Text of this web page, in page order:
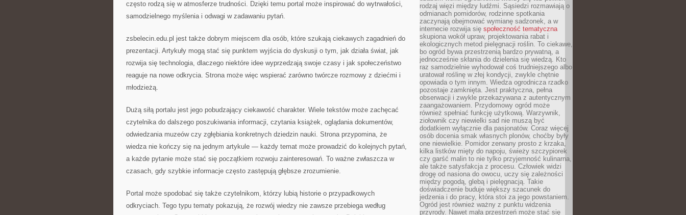
często rodzą się w atmosferze trudności. Dzięki temu portal może inspirować do wytrwałości,
samodzielnego myślenia i odwagi w zadawaniu pytań.
zsbelecin.edu.pl jest także dobrym miejscem dla osób, które szukają ciekawych zagadnień do
prezentacji. Artykuły mogą stać się punktem wyjścia do dyskusji o tym, jak działa świat, jak
rozwija się technologia, dlaczego niektóre idee wyprzedzają swoje czasy i jak społeczeństwo
reaguje na nowe odkrycia. Strona może więc wspierać zarówno twórcze rozmowy z dziećmi i
młodzieżą.
Dużą siłą portalu jest jego pobudzający ciekawość charakter. Wiele tekstów może zachęcać
czytelnika do dalszego poszukiwania informacji, czytania książek, oglądania dokumentów,
odwiedzania muzeów czy zgłębiania konkretnych dziedzin nauki. Strona przypomina, że
wiedza nie kończy się na jednym artykule — każdy temat może prowadzić do kolejnych pytań,
a każde pytanie może stać się początkiem rozwoju zainteresowań. To ważne zwłaszcza w
czasach, gdy szybkie informacje często zastępują głębsze zrozumienie.
Portal może spodobać się także czytelnikom, którzy lubią historie o przypadkowych
odkryciach. Tego typu tematy pokazują, że rozwój wiedzy nie zawsze przebiega według
rodzaj więzi między ludźmi. Sąsiedzi rozmawiają o
odmianach pomidorów, rodzinne spotkania
zaczynają obejmować wymianę sadzonek, a w
internecie rozwija się społeczność tematyczna
skupiona wokół upraw, projektowania rabat i
ekologicznych metod pielęgnacji roślin. To ciekawe,
bo ogród bywa przestrzenią bardzo prywatną, a
jednocześnie skłania do dzielenia się wiedzą. Kto
raz samodzielnie wyhodował coś trudniejszego albo
uratował roślinę w złej kondycji, zwykle chętnie
opowiada o tym innym. Wiedza ogrodnicza rzadko
pozostaje zamknięta. Jest praktyczna, pełna
obserwacji i zwykle przekazywana z autentycznym
zaangażowaniem. Przydomowy ogród może
również spełniać funkcję użytkową. Warzywnik,
ziołownik czy niewielki sad nie muszą być
dodatkiem wyłącznie dla pasjonatów. Coraz więcej
osób docenia smak własnych plonów, choćby były
one niewielkie. Pomidor zerwany prosto z krzaka,
kilka listków mięty do napoju, świeży szczypiorek
czy garść malin to nie tylko przyjemność kulinarna,
ale także satysfakcja z procesu. Człowiek widzi
drogę od nasiona do owocu, uczy się zależności
między pogodą, glebą i pielęgnacją. Takie
doświadczenie buduje większy szacunek do
jedzenia i do pracy, która stoi za jego powstaniem.
Ogród jest również ważny z punktu widzenia
przyrody. Nawet mała przestrzeń może stać się